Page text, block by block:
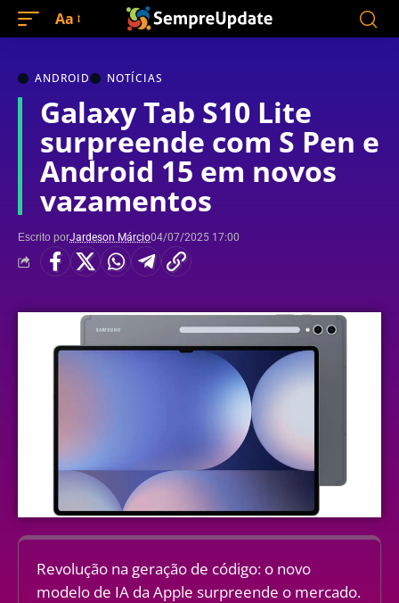
Aa
ANDROID NOTÍCIAS
Galaxy Tab S10 Lite
surpreende com S Pen e
Android 15 em novos
vazamentos
Escrito porJardeson Márcio04/07/2025 17:00
Revolução na geração de código: o novo
modelo de IA da Apple surpreende o mercado.